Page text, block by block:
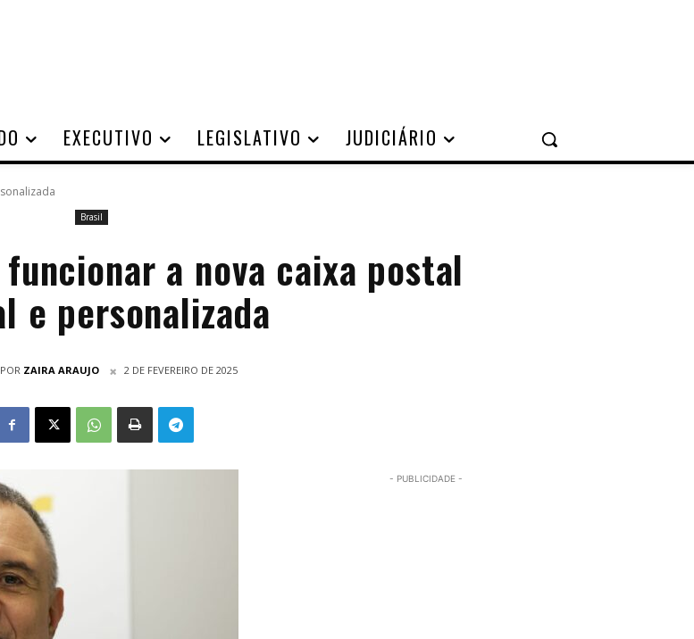
EXECUTIVO LEGISLATIVO JUDICIÁRIO
Brasil
a nova caixa postal
e personalizada
POR ZAIRA ARAUJO 2 DE FEVEREIRO DE 2025
- PUBLICIDADE -